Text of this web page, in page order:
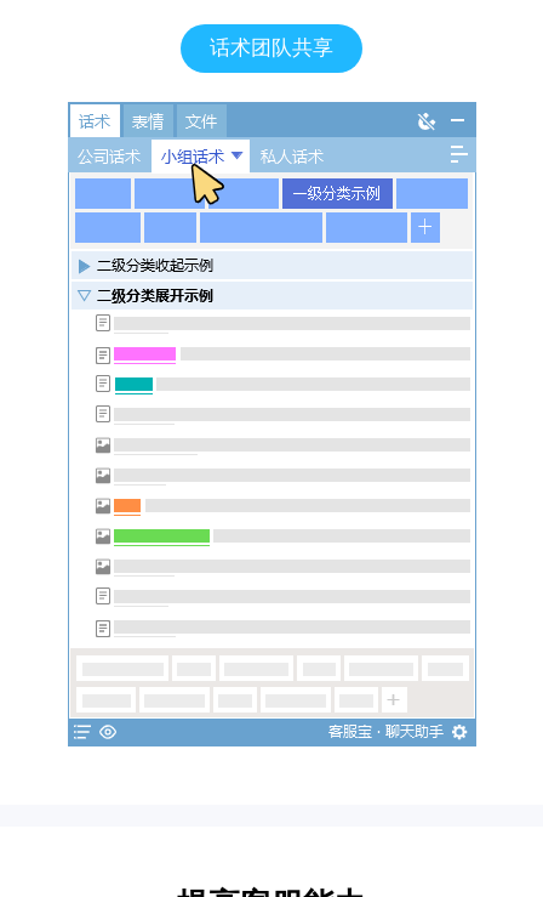
话术团队共享